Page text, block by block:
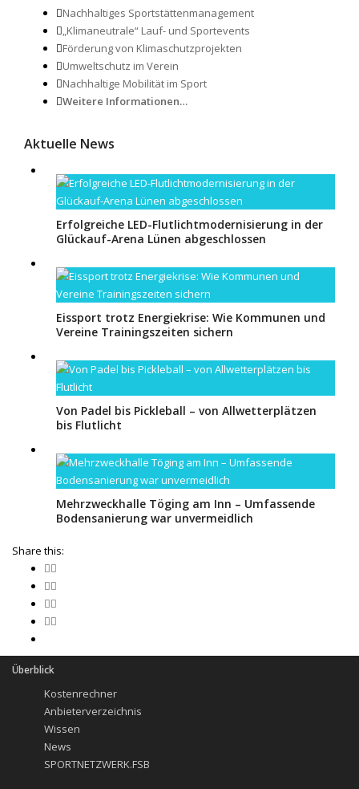
Nachhaltiges Sportstättenmanagement
„Klimaneutrale“ Lauf- und Sportevents
Förderung von Klimaschutzprojekten
Umweltschutz im Verein
Nachhaltige Mobilität im Sport
Weitere Informationen…
Aktuelle News
Erfolgreiche LED-Flutlichtmodernisierung in der
Glückauf-Arena Lünen abgeschlossen
Eissport trotz Energiekrise: Wie Kommunen und
Vereine Trainingszeiten sichern
Von Padel bis Pickleball – von Allwetterplätzen
bis Flutlicht
Mehrzweckhalle Töging am Inn – Umfassende
Bodensanierung war unvermeidlich
Share this:
Überblick
Kostenrechner
Anbieterverzeichnis
Wissen
News
SPORTNETZWERK.FSB